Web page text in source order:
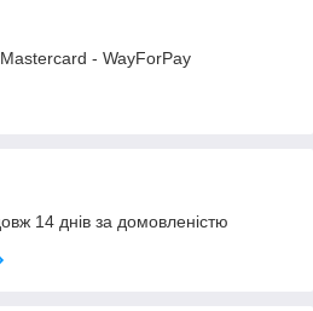
- WayForPay
14 днів за домовленістю